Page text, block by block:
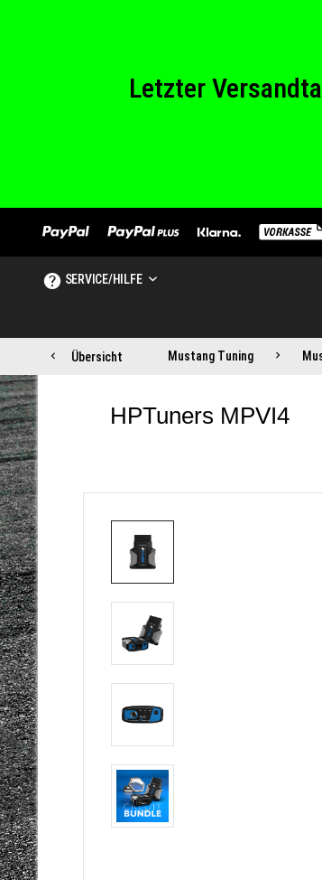
Letzter
SERVICE/HILFE
Übersicht Mustang Tuning
HPTuners MPVI4